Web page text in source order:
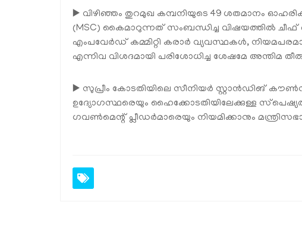
▶️ വിഴിഞ്ഞം തുറമുഖ കമ്പനിയുടെ 49 ശതമാനം
(MSC) കൈമാറുന്നത് സംബന്ധിച്ച വിഷയത്തിൽ ചീഫ്
എംപവേർഡ് കമ്മിറ്റി കരാർ വ്യവസ്ഥകൾ,
എന്നിവ വിശദമായി പരിശോധിച്ച ശേഷമേ അന്തിമ
▶️ സുപ്രീം കോടതിയിലെ സീനിയർ സ്റ്റാൻഡിങ്
ഉദ്യോഗസ്ഥരെയും ഹൈക്കോടതിയിലേക്കുള്ള
ഗവൺമെന്റ് പ്ലീഡർമാരെയും നിയമിക്കാനും